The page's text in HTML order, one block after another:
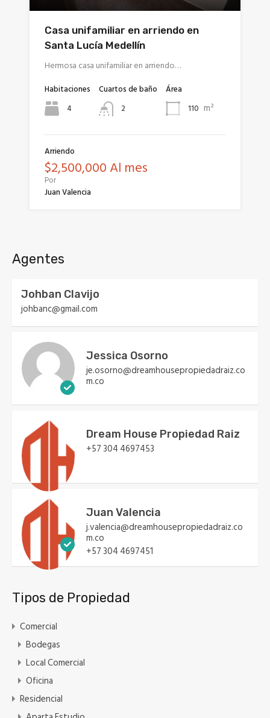
Casa unifamiliar en arriendo en
Santa Lucía Medellín
Hermosa casa unifamiliar en arriendo…
Habitaciones
4
Cuartos de baño
2
Área
110 m²
Arriendo
$2,500,000 Al mes
Por
Juan Valencia
Agentes
Johban Clavijo
johbanc@gmail.com
Jessica Osorno
je.osorno@dreamhousepropiedadraiz.co
m.co
Dream House Propiedad Raiz
+57 304 4697453
Juan Valencia
j.valencia@dreamhousepropiedadraiz.co
m.co
+57 304 4697451
Tipos de Propiedad
Comercial
Bodegas
Local Comercial
Oficina
Residencial